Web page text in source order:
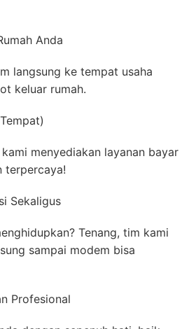
Anda
langsung ke tempat usaha
keluar rumah.
menyediakan layanan bayar
terpercaya!
Sekaligus
Tenang, tim kami
sampai modem bisa
Profesional